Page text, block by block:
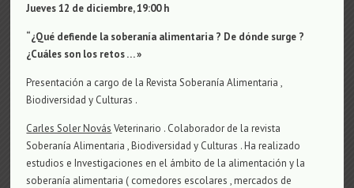
Jueves 12 de diciembre, 19:00 h
“¿Qué defiende la soberanía alimentaria ? De dónde surge ?
¿Cuáles son los retos … »
Presentación a cargo de la Revista Soberanía Alimentaria ,
Biodiversidad y Culturas .
Carles Soler Novás Veterinario . Colaborador de la revista
Soberanía Alimentaria , Biodiversidad y Culturas . Ha realizado
estudios e Investigaciones en el ámbito de la alimentación y la
soberanía alimentaria ( comedores escolares , mercados de